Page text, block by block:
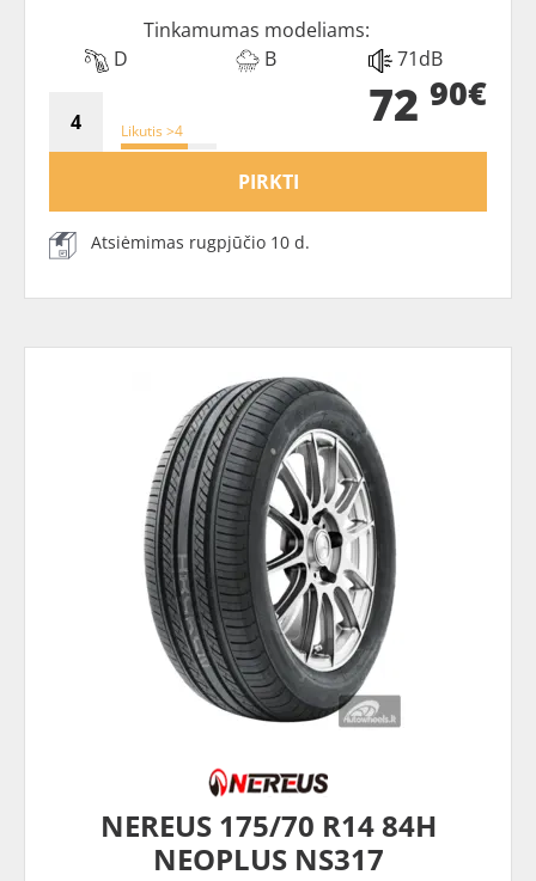
Tinkamumas modeliams:
D
B 71dB
Likutis >4 72 90€
PIRKTI
Atsiėmimas rugpjūčio 10 d.
NEREUS 175/70 R14 84H
NEOPLUS NS317